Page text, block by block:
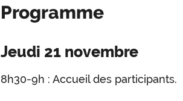
Programme
Jeudi 21 novembre
8h30-9h : Accueil des participants.